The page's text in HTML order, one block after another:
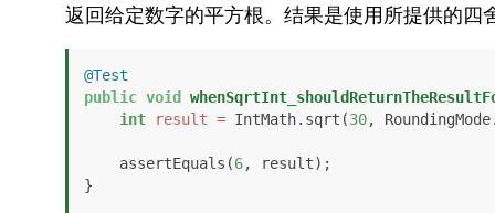
返回给定数字的平方根。结果是使用所提供的四
@Test
public void
int
result = IntMath.sqrt(30,
    assertEquals(
6, result);
}